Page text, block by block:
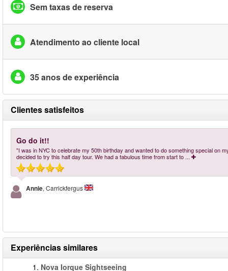
Sem taxas de reserva
Atendimento ao cliente local
35 anos de experiência
Clientes satisfeitos
Go do it!!
"I was in NYC to celebrate my 50th birthday and wanted to do something special on
decided to try this half day tour. We had a fabulous time from start to ...
Annie, Carrickfergus
Experiências similares
1. Nova Iorque Sightseeing